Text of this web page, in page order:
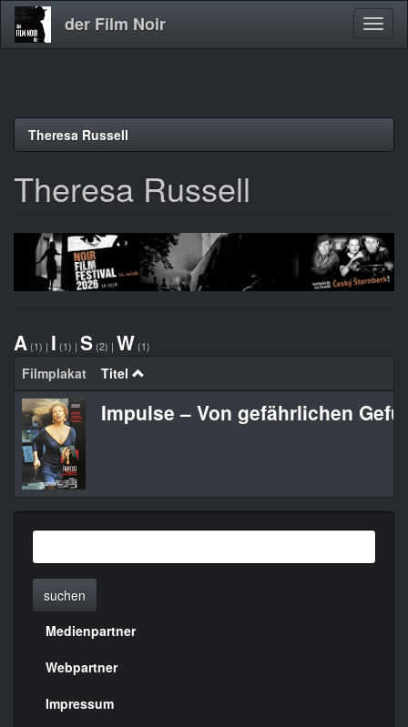
Direkt
der Film Noir
Theresa Russell
Theresa Russell
A (1) | I (1) | S (2) | W (1)
Filmplakat Titel
Impulse – Von gefährlichen
suchen
Menülinks
rechte
Seite
Medienpartner
Webpartner
Impressum